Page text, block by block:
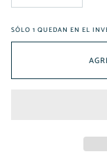
SÓLO 1 QUEDAN EN EL